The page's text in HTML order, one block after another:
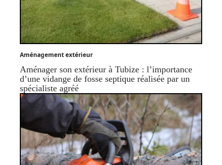
Aménagement extérieur
Aménager son extérieur à Tubize : l’importance
d’une vidange de fosse septique réalisée par un
spécialiste agréé